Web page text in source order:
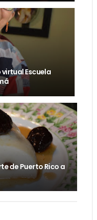
Escuela
de Puerto Rico a